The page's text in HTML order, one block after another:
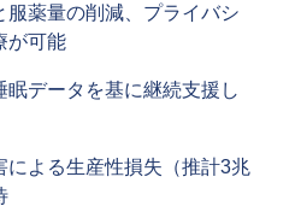
服薬量の削減、プライバシ
が可能
眠データを基に継続支援し
による生産性損失（推計3兆